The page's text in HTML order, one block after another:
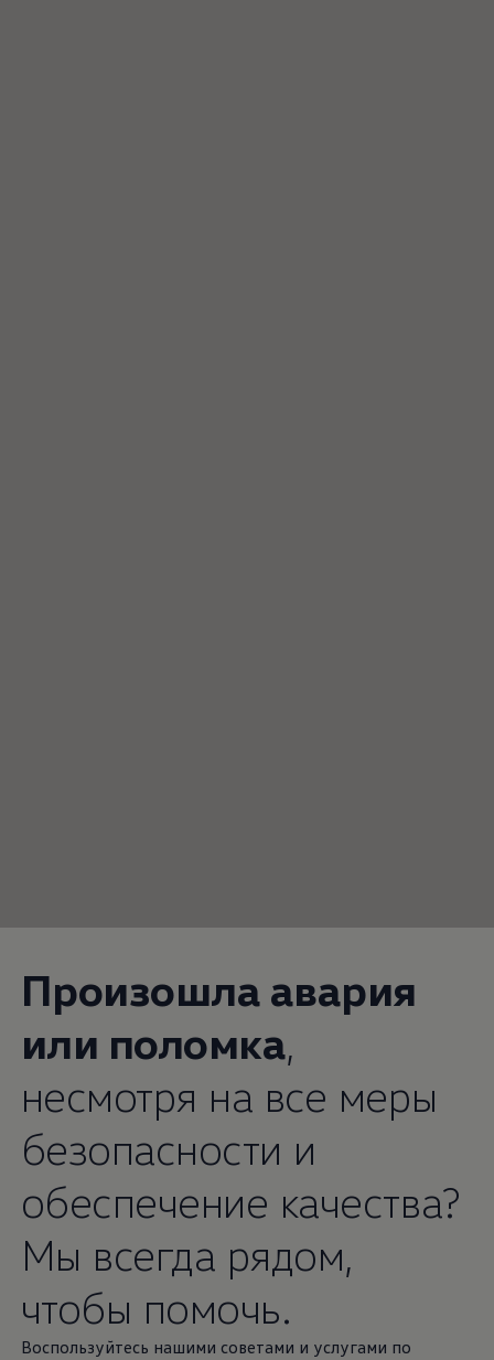
Произошла авария
или поломка,
несмотря на все меры
безопасности и
обеспечение качества?
Мы всегда рядом,
чтобы помочь.
Воспользуйтесь нашими советами и услугами по